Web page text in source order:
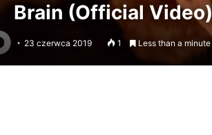
Brain (Official Video)
23 czerwca 2019 1 Less than a minute